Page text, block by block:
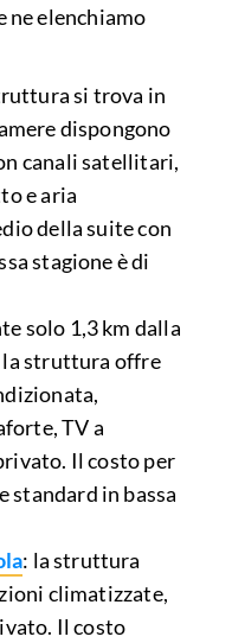
ne elenchiamo
si trova in
dispongono
canali satellitari,
e aria
della suite con
stagione è di
solo 1,3 km dalla
la struttura offre
TV a
Il costo per
standard in bassa
: la struttura
climatizzate,
Il costo